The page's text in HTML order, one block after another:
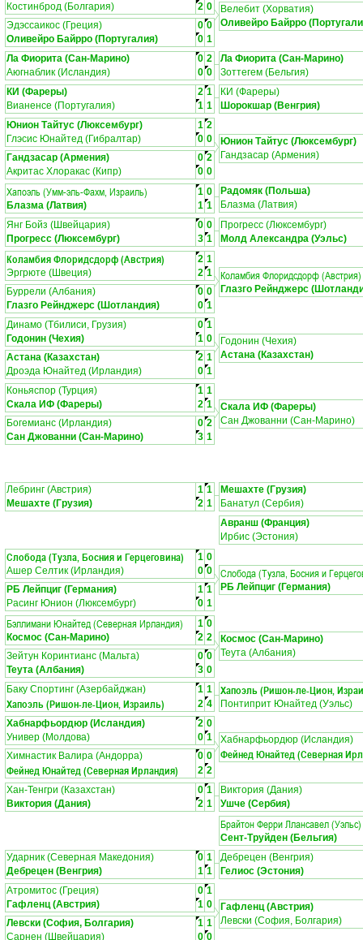
Костинброд (Болгария)
2 0
Эдэссаикос (Греция)
0 0
Оливейро Байрро (Португалия)
0 1
Велебит (Хорватия)
Оливейро Байрро
Ла Фиорита (Сан-Марино) 0 2
Аюгнаблик (Исландия)
0 0
Ла Фиорита (Сан-Марино)
Зоттегем (Бельгия)
КИ (Фареры)
2 1
Вианенсе (Португалия)
1 1
КИ (Фареры)
Шорокшар (Венгрия)
Юнион Тайтус (Люксембург)
1 2
Глэсис Юнайтед (Гибралтар)
0 0
Гандзасар (Армения)
0 2
Акритас Хлоракас (Кипр)
0 0
Юнион Тайтус (Люксембург)
Гандзасар (Армения)
Хапоэль (Умм-эль-Фахм, Израиль) 1 0
Блазма (Латвия)
1 1
Радомяк (Польша)
Блазма (Латвия)
Янг Бойз (Швейцария)
0 0
Прогресс (Люксембург)
3 1
Прогресс (Люксембург)
Молд Александра (Уэльс)
Коламбия Флоридсдорф (Австрия) 2 1
Эргрюте (Швеция)
2 1
Буррели (Албания)
0 0
Глазго Рейнджерс (Шотландия)
0 1
Коламбия Флоридсдорф (Австрия)
Глазго Рейнджерс
Динамо (Тбилиси, Грузия) 0 1
Годонин (Чехия)
1 0
Астана (Казахстан)
2 1
Дроэда Юнайтед (Ирландия)
0 1
Годонин (Чехия)
Астана (Казахстан)
Коньяспор (Турция) 1 1
Скала ИФ (Фареры)
2 1
Богемианс (Ирландия)
0 2
Сан Джованни (Сан-Марино)
3 1
Скала ИФ (Фареры)
Сан Джованни (Сан-Марино)
Лебринг (Австрия) 1 1
Мешахте (Грузия)
2 1
Мешахте (Грузия)
Банатул (Сербия)
Авранш (Франция)
Ирбис (Эстония)
Слобода (Тузла, Босния и Герцеговина) 1 0
Ашер Селтик (Ирландия)
0 0
РБ Лейпциг (Германия)
1 1
Расинг Юнион (Люксембург)
0 1
Слобода (Тузла, Босния и
РБ Лейпциг (Германия)
Бэллимани Юнайтед (Северная Ирландия) 1 0
Космос (Сан-Марино)
2 2
Зейтун Коринтианс (Мальта)
0 0
Теута (Албания)
3 0
Космос (Сан-Марино)
Теута (Албания)
Баку Спортинг (Азербайджан) 1 1
Хапоэль (Ришон-ле-Цион, Израиль) 2 4
Хапоэль (Ришон-ле-Цион,
Понтиприт Юнайтед (Уэльс)
Хабнарфьордюр (Исландия)
2 0
Универ (Молдова)
0 1
Химнастик Валира (Андорра)
0 0
Фейнед Юнайтед (Северная Ирландия) 2 2
Хабнарфьордюр (Исландия)
Фейнед Юнайтед (Северная
Хан-Тенгри (Казахстан) 0 1
Виктория (Дания)
2 1
Виктория (Дания)
Ушче (Сербия)
Брайтон Ферри Ллансавел (Уэльс)
Сент-Труйден (Бельгия)
Ударник (Северная Македония)
0 1
Дебрецен (Венгрия)
1 1
Дебрецен (Венгрия)
Гелиос (Эстония)
Атромитос (Греция)
0 1
Гафленц (Австрия)
1 0
Левски (София, Болгария)
1 1
Сарнен (Швейцария)
0 0
Гафленц (Австрия)
Левски (София, Болгария)